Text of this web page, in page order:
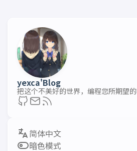
yexca'Blog
把这个不美好的世界，编程您所期望的
暗色模式